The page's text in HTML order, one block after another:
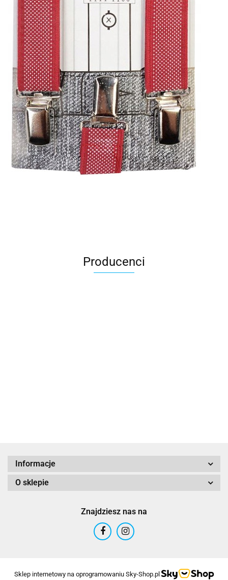
Producenci
Informacje
O sklepie
Znajdziesz nas na
Sklep internetowy na oprogramowaniu Sky-Shop.pl